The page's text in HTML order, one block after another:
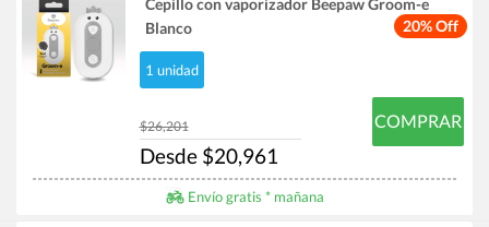
20% Off
Blanco
1 unidad
$26,201
Desde $20,961
COMPRAR
Envío gratis * mañana